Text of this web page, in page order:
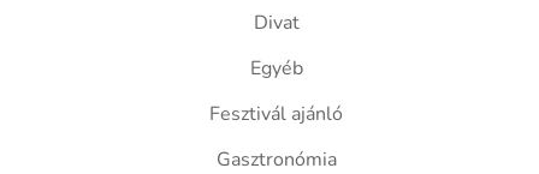
Divat
Egyéb
Fesztivál ajánló
Gasztronómia